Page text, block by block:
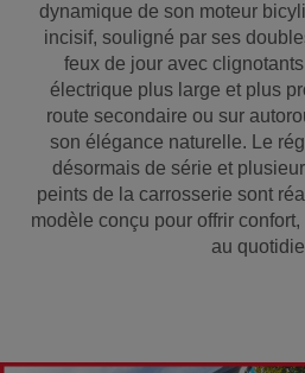
dynamique de son moteur
incisif, souligné par ses
feux de jour avec
électrique plus large et plus
route secondaire ou sur
son élégance naturelle. Le
désormais de série et
peints de la carrosserie sont
modèle conçu pour offrir
au